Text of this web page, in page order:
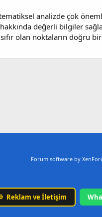
analizde çok
hakkında değerli bilgiler
sıfır olan noktaların doğru
Forum software by
Reklam ve İletişim